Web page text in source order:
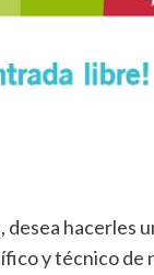
hacerles
y técnico